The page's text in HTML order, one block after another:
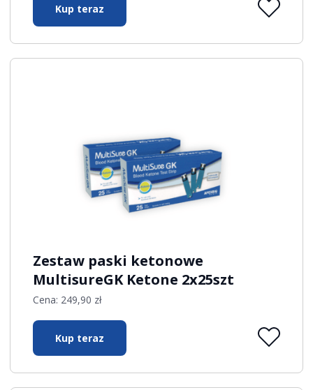
Kup teraz
Zestaw paski ketonowe
MultisureGK Ketone 2x25szt
Cena: 249,90 zł
Kup teraz